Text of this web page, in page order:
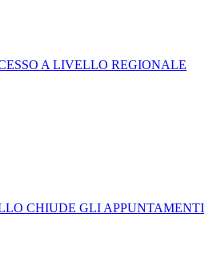
A LIVELLO REGIONALE
CHIUDE GLI APPUNTAMENTI